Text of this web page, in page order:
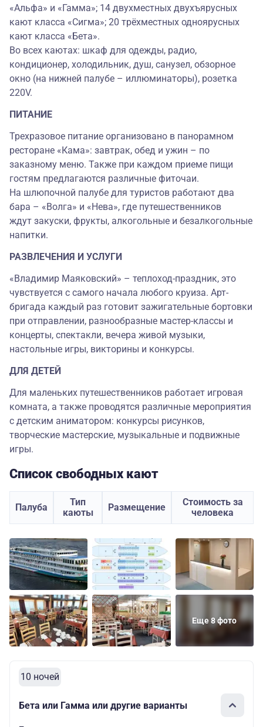
«Альфа» и «Гамма»; 14 двухместных двухъярусных
кают класса «Сигма»; 20 трёхместных одноярусных
кают класса «Бета».
Во всех каютах: шкаф для одежды, радио,
кондиционер, холодильник, душ, санузел, обзорное
окно (на нижней палубе – иллюминаторы), розетка
220V.
ПИТАНИЕ
Трехразовое питание организовано в панорамном
ресторане «Кама»: завтрак, обед и ужин – по
заказному меню. Также при каждом приеме пищи
гостям предлагаются различные фиточаи.
На шлюпочной палубе для туристов работают два
бара – «Волга» и «Нева», где путешественников
ждут закуски, фрукты, алкогольные и безалкогольные
напитки.
РАЗВЛЕЧЕНИЯ И УСЛУГИ
«Владимир Маяковский» – теплоход-праздник, это
чувствуется с самого начала любого круиза. Арт-
бригада каждый раз готовит зажигательные бортовки
при отправлении, разнообразные мастер-классы и
концерты, спектакли, вечера живой музыки,
настольные игры, викторины и конкурсы.
ДЛЯ ДЕТЕЙ
Для маленьких путешественников работает игровая
комната, а также проводятся различные мероприятия
с детским аниматором: конкурсы рисунков,
творческие мастерские, музыкальные и подвижные
игры.
Список свободных кают
Палуба
Тип
каюты
Размещение
Стоимость за
человека
Еще 8 фото
10 ночей
Бета или Гамма или другие варианты